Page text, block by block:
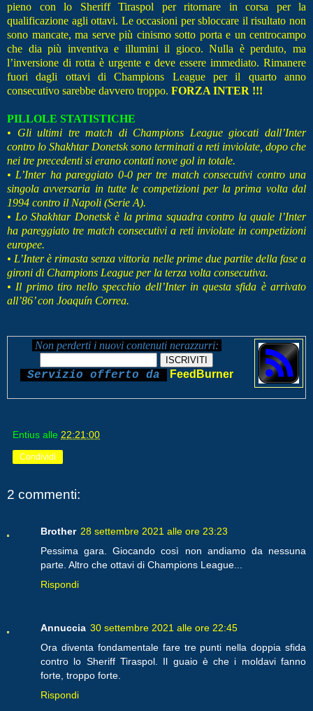
pieno con lo Sheriff Tiraspol per ritornare in corsa per la
qualificazione agli ottavi. Le occasioni per sbloccare il risultato non
sono mancate, ma serve più cinismo sotto porta e un centrocampo
che dia più inventiva e illumini il gioco. Nulla è perduto, ma
l’inversione di rotta è urgente e deve essere immediato. Rimanere
fuori dagli ottavi di Champions League per il quarto anno
consecutivo sarebbe davvero troppo. FORZA INTER !!!
PILLOLE STATISTICHE
• Gli ultimi tre match di Champions League giocati dall’Inter
contro lo Shakhtar Donetsk sono terminati a reti inviolate, dopo che
nei tre precedenti si erano contati nove gol in totale.
• L’Inter ha pareggiato 0-0 per tre match consecutivi contro una
singola avversaria in tutte le competizioni per la prima volta dal
1994 contro il Napoli (Serie A).
• Lo Shakhtar Donetsk è la prima squadra contro la quale l’Inter
ha pareggiato tre match consecutivi a reti inviolate in competizioni
europee.
• L’Inter è rimasta senza vittoria nelle prime due partite della fase a
gironi di Champions League per la terza volta consecutiva.
• Il primo tiro nello specchio dell’Inter in questa sfida è arrivato
all’86’ con Joaquín Correa.
Non perderti i nuovi contenuti nerazzurri:
Servizio offerto da FeedBurner
Entius alle 22:21:00
Condividi
2 commenti:
Brother 28 settembre 2021 alle ore 23:23
Pessima gara. Giocando così non andiamo da nessuna
parte. Altro che ottavi di Champions League...
Rispondi
Annuccia 30 settembre 2021 alle ore 22:45
Ora diventa fondamentale fare tre punti nella doppia sfida
contro lo Sheriff Tiraspol. Il guaio è che i moldavi fanno
forte, troppo forte.
Rispondi